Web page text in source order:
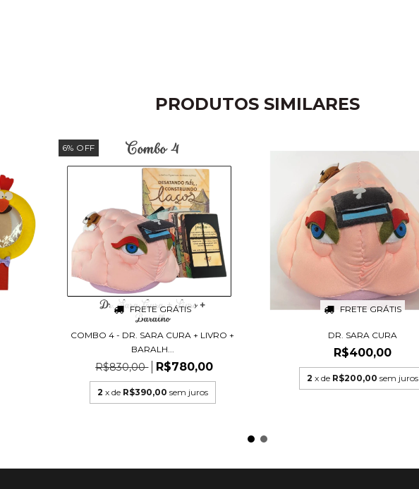
PRODUTOS SIMILARES
6% OFF
FRETE GRÁTIS
COMBO 4 - DR. SARA CURA + LIVRO +
BARALH...
R$830,00 R$780,00
2 x de R$390,00 sem juros
FRETE GRÁTIS
DR. SARA CURA
R$400,00
2 x de R$200,00 sem juros